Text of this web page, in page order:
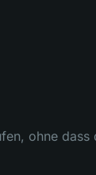
ohne dass